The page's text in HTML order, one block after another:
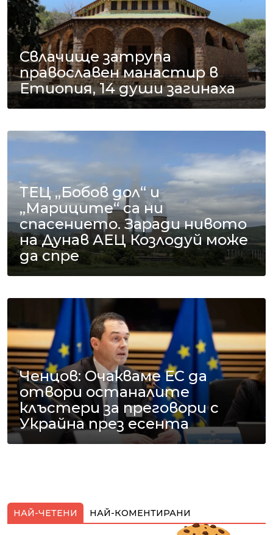
Свлачище затрупа
православен манастир в
Етиопия, 14 души загинаха
ТЕЦ „Бобов дол“ и
„Мариците“ са ни
спасението. Заради нивото
на Дунав АЕЦ Козлодуй може
да спре
Ченцов: Очакваме ЕС да
отвори останалите
клъстери за преговори с
Украйна през есента
НАЙ-ЧЕТЕНИ НАЙ-КОМЕНТИРАНИ